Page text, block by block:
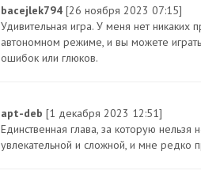
bacejlek794 [26 ноября 2023 07:15]
Удивительная игра. У меня нет никаких
автономном режиме, и вы можете
ошибок или глюков.
apt-deb [1 декабря 2023 12:51]
Единственная глава, за которую нельзя
увлекательной и сложной, и мне редко